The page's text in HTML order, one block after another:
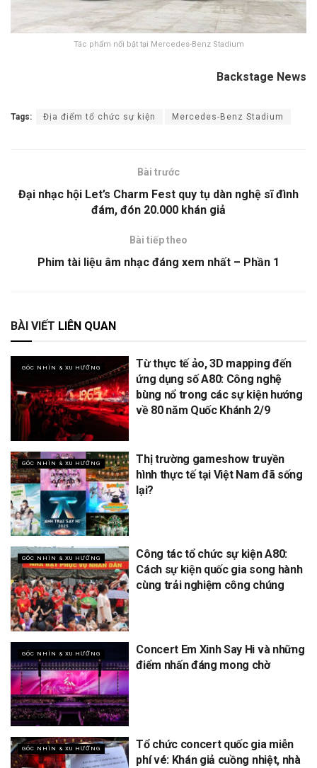
Tác phẩm nổi bật tại Mercedes-Benz Stadium
Backstage News
Tags: Địa điểm tổ chức sự kiện Mercedes-Benz Stadium
Bài trước
Đại nhạc hội Let’s Charm Fest quy tụ dàn nghệ sĩ đình
đám, đón 20.000 khán giả
Bài tiếp theo
Phim tài liệu âm nhạc đáng xem nhất – Phần 1
BÀI VIẾT LIÊN QUAN
GÓC NHÌN & XU HƯỚNG
Từ thực tế ảo, 3D mapping đến
ứng dụng số A80: Công nghệ
bùng nổ trong các sự kiện hướng
về 80 năm Quốc Khánh 2/9
GÓC NHÌN & XU HƯỚNG
Thị trường gameshow truyền
hình thực tế tại Việt Nam đã sống
lại?
GÓC NHÌN & XU HƯỚNG
Công tác tổ chức sự kiện A80:
Cách sự kiện quốc gia song hành
cùng trải nghiệm công chúng
GÓC NHÌN & XU HƯỚNG
Concert Em Xinh Say Hi và những
điểm nhấn đáng mong chờ
GÓC NHÌN & XU HƯỚNG
Tổ chức concert quốc gia miễn
phí vé: Khán giả cuồng nhiệt, nhà